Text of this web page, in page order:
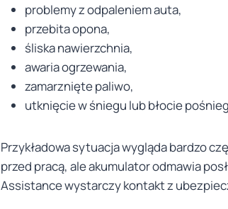
problemy z odpaleniem auta,
przebita opona,
śliska nawierzchnia,
awaria ogrzewania,
zamarznięte paliwo,
utknięcie w śniegu lub błocie
Przykładowa sytuacja wygląda bardzo
przed pracą, ale akumulator odmawia
Assistance wystarczy kontakt z